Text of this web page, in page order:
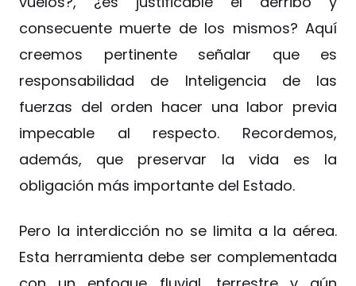
consecuente muerte de los mismos? Aquí
creemos pertinente señalar que es
responsabilidad de Inteligencia de las
fuerzas del orden hacer una labor previa
impecable al respecto. Recordemos,
además, que preservar la vida es la
obligación más importante del Estado.
Pero la interdicción no se limita a la aérea.
Esta herramienta debe ser complementada